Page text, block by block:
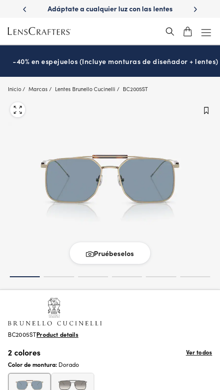
main
content
las lentes
¿Es hora de tu examen de la vista?
-40% en espejuelos (Incluye monturas de diseñador + lentes)
Inicio Marcas Lentes Brunello Cucinelli BC2005ST
Pruébeselos
BC2005STProduct details
2 colores
Ver todos
Color de montura: Dorado